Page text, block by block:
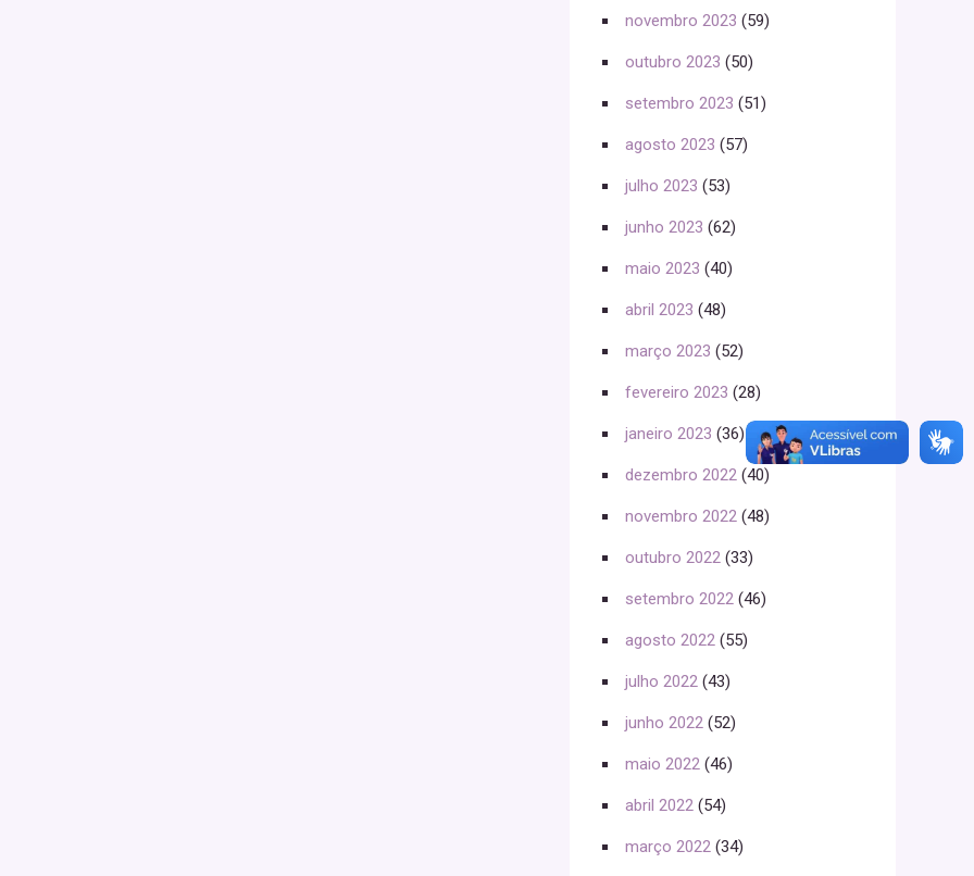
novembro 2023 (59)
outubro 2023 (50)
setembro 2023 (51)
agosto 2023 (57)
julho 2023 (53)
junho 2023 (62)
maio 2023 (40)
abril 2023 (48)
março 2023 (52)
fevereiro 2023 (28)
janeiro 2023 (36)
dezembro 2022 (40)
novembro 2022 (48)
outubro 2022 (33)
setembro 2022 (46)
agosto 2022 (55)
julho 2022 (43)
junho 2022 (52)
maio 2022 (46)
abril 2022 (54)
março 2022 (34)